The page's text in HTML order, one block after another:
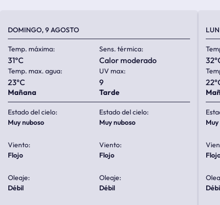
DOMINGO, 9 AGOSTO
Temp. máxima:
31ºC
Sens. térmica:
calor moderado
Temp. max. agua:
23ºC
UV max:
9
Mañana
Estado del cielo:
muy nuboso
Viento:
flojo
Oleaje:
débil
Tarde
Estado del cielo:
muy nuboso
Viento:
flojo
Oleaje:
débil